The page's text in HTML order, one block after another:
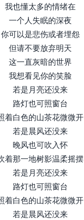
我也懂太多的情绪在
一个人失眠的深夜
你可以是悲伤或者埋怨
但请不要放弃明天
这一直灰暗的世界
我想看见你的笑脸
若是月亮还没来
路灯也可照窗台
着白色的山茶花微微开
若是晨风还没来
晚风也可吹入怀
着那一地树影温柔摇摆
若是月亮还没来
路灯也可照窗台
着白色的山茶花微微开
若是晨风还没来